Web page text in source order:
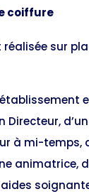
coiffure
réalisée sur
Directeur,
à mi-temps,
animatrice,